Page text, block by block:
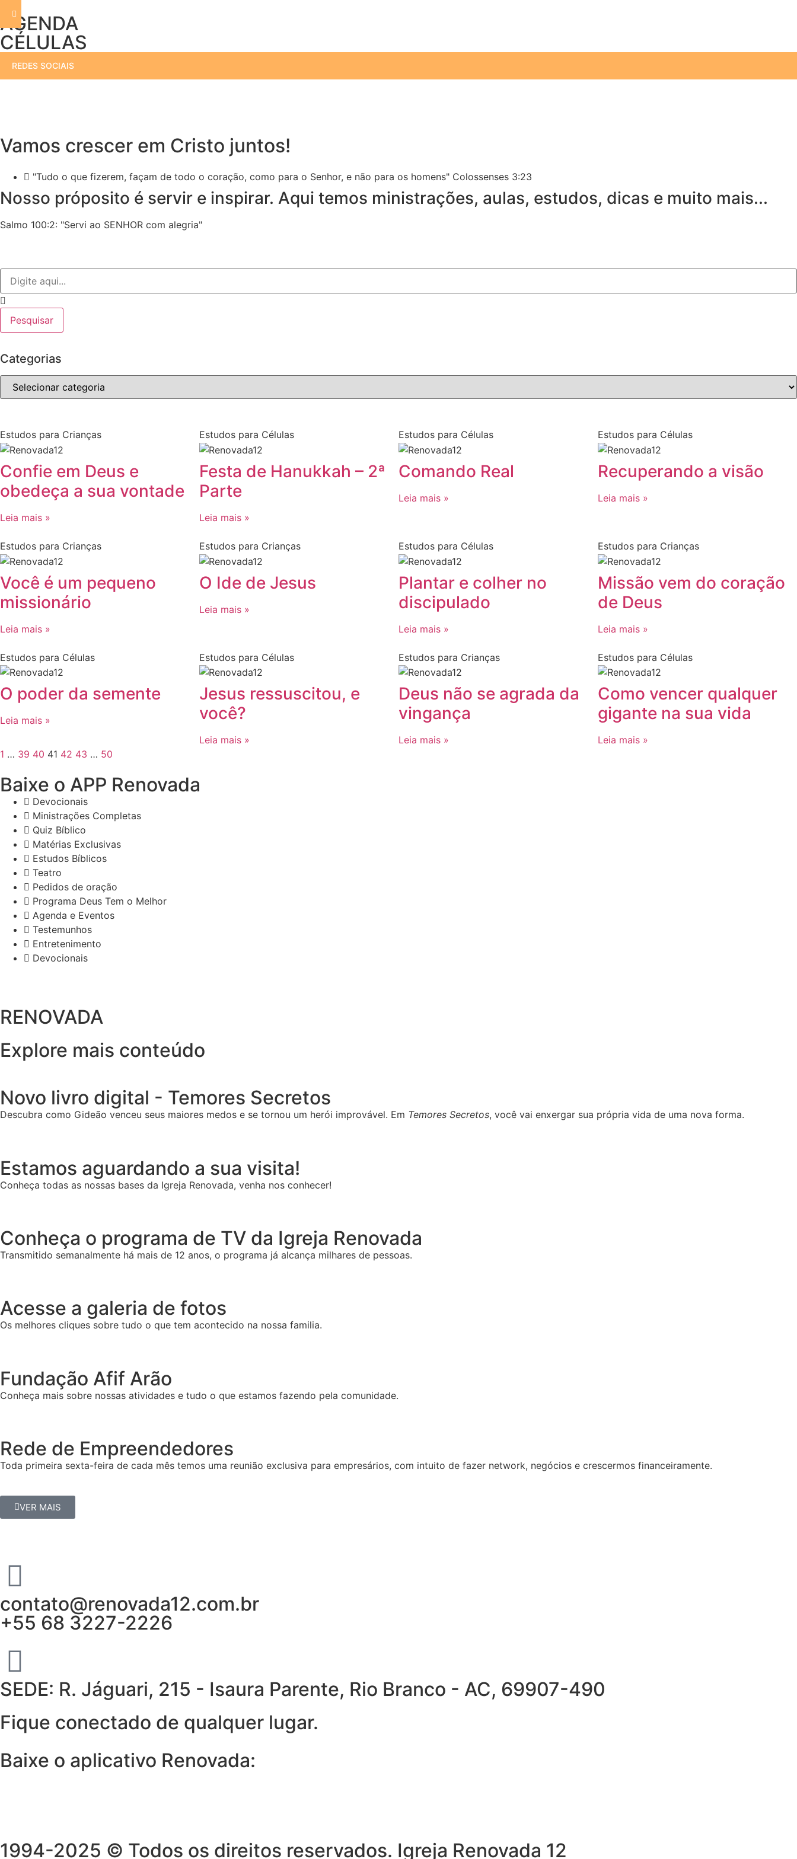
AGENDA
CÉLULAS
REDES SOCIAIS
Vamos crescer em Cristo juntos!
"Tudo o que fizerem, façam de todo o coração, como para o Senhor, e não para os homens" Colossenses 3:23
Nosso próposito é servir e inspirar. Aqui temos ministrações, aulas, estudos, dicas e muito mais...
Salmo 100:2: "Servi ao SENHOR com alegria"
Pesquisar
Categorias
Estudos para Crianças
Confie em Deus e
obedeça a sua vontade
Leia mais »
Estudos para Células
Festa de Hanukkah – 2ª
Parte
Leia mais »
Estudos para Células
Comando Real
Leia mais »
Estudos para Células
Recuperando a visão
Leia mais »
Estudos para Crianças
Você é um pequeno
missionário
Leia mais »
Estudos para Crianças
O Ide de Jesus
Leia mais »
Estudos para Células
Plantar e colher no
discipulado
Leia mais »
Estudos para Crianças
Missão vem do coração
de Deus
Leia mais »
Estudos para Células
O poder da semente
Leia mais »
Estudos para Células
Jesus ressuscitou, e
você?
Leia mais »
Estudos para Crianças
Deus não se agrada da
vingança
Leia mais »
Estudos para Células
Como vencer qualquer
gigante na sua vida
Leia mais »
1 … 39 40 41 42 43 … 50
Baixe o APP Renovada
Devocionais
Ministrações Completas
Quiz Bíblico
Matérias Exclusivas
Estudos Bíblicos
Teatro
Pedidos de oração
Programa Deus Tem o Melhor
Agenda e Eventos
Testemunhos
Entretenimento
Devocionais
RENOVADA
Explore mais conteúdo
Novo livro digital - Temores Secretos
Descubra como Gideão venceu seus maiores medos e se tornou um herói improvável. Em Temores Secretos, você vai enxergar sua própria vida de uma nova forma.
Estamos aguardando a sua visita!
Conheça todas as nossas bases da Igreja Renovada, venha nos conhecer!
Conheça o programa de TV da Igreja Renovada
Transmitido semanalmente há mais de 12 anos, o programa já alcança milhares de pessoas.
Acesse a galeria de fotos
Os melhores cliques sobre tudo o que tem acontecido na nossa familia.
Fundação Afif Arão
Conheça mais sobre nossas atividades e tudo o que estamos fazendo pela comunidade.
Rede de Empreendedores
Toda primeira sexta-feira de cada mês temos uma reunião exclusiva para empresários, com intuito de fazer network, negócios e crescermos financeiramente.
VER MAIS
contato@renovada12.com.br
+55 68 3227-2226
SEDE: R. Jáguari, 215 - Isaura Parente, Rio Branco - AC, 69907-490
Fique conectado de qualquer lugar.
Baixe o aplicativo Renovada:
1994-2025 © Todos os direitos reservados. Igreja Renovada 12